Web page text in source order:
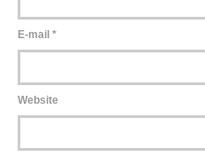
E-mail *
Website